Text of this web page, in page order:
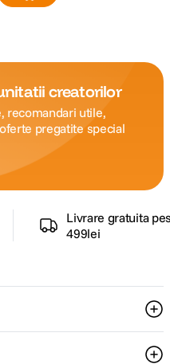
creatorilor
recomandari utile,
pregatite special
Livrare gratuita
499lei